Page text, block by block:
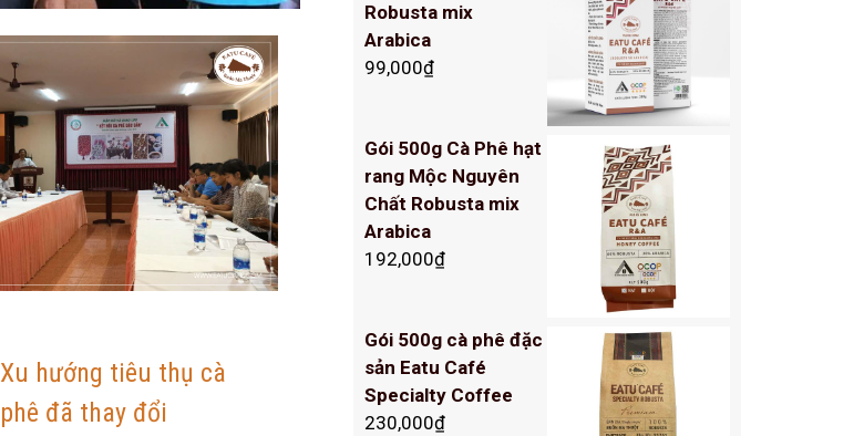
Xu hướng tiêu thụ cà
phê đã thay đổi
Robusta mix
Arabica
99,000₫
Gói 500g Cà Phê hạt
rang Mộc Nguyên
Chất Robusta mix
Arabica
192,000₫
Gói 500g cà phê đặc
sản Eatu Café
Specialty Coffee
230,000₫